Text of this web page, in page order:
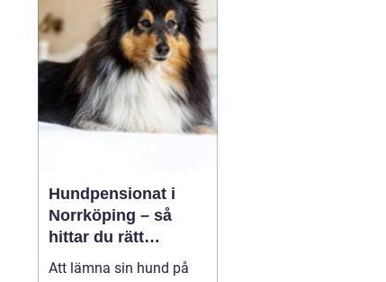
upsala
ger både valp
och äga...
Hundpensionat i
Norrköping – så
hittar du rätt
omsorg för din hund
Att lämna sin hund på